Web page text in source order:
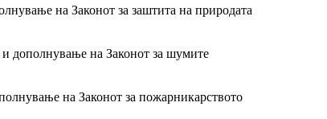
на Законот за заштита на природата
дополнување на Законот за шумите
на Законот за пожарникарството